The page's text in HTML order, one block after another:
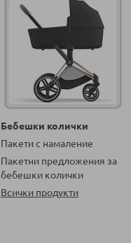
Бебешки колички
Пакети с намаление
Пакетни предложения за
бебешки колички
Всички продукти